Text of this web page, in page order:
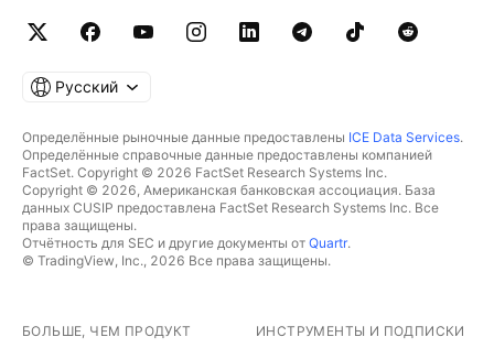
Русский
Определённые рыночные данные предоставлены ICE Data Services.
Определённые справочные данные предоставлены компанией
FactSet. Copyright © 2026 FactSet Research Systems Inc.
Copyright © 2026, Американская банковская ассоциация. База
данных CUSIP предоставлена FactSet Research Systems Inc. Все
права защищены.
Отчётность для SEC и другие документы от Quartr.
© TradingView, Inc., 2026 Все права защищены.
БОЛЬШЕ, ЧЕМ ПРОДУКТ ИНСТРУМЕНТЫ И ПОДПИСКИ